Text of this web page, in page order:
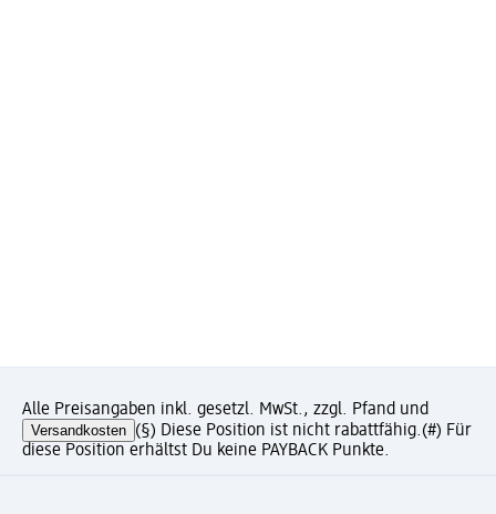
Alle Preisangaben inkl. gesetzl. MwSt., zzgl. Pfand und
Versandkosten (§) Diese Position ist nicht rabattfähig.(#) Für
diese Position erhältst Du keine PAYBACK Punkte.